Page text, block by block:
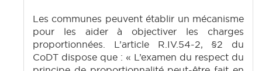
Les communes peuvent établir un mécanisme
pour les aider à objectiver les charges
proportionnées. L’article R.IV.54-2, §2 du
CoDT dispose que : « L’examen du respect du